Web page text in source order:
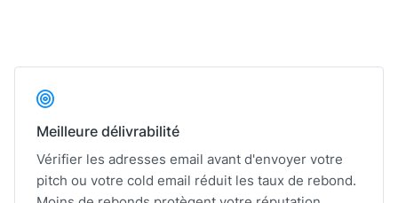
Meilleure délivrabilité
Vérifier les adresses email avant d'envoyer votre
pitch ou votre cold email réduit les taux de rebond.